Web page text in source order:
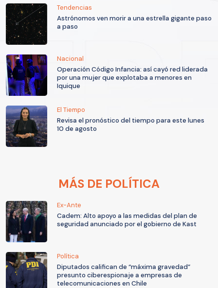
Tendencias
Astrónomos ven morir a una estrella gigante paso
a paso
Nacional
Operación Código Infancia: así cayó red liderada
por una mujer que explotaba a menores en
Iquique
El Tiempo
Revisa el pronóstico del tiempo para este lunes
10 de agosto
MÁS DE POLÍTICA
Ex-Ante
Cadem: Alto apoyo a las medidas del plan de
seguridad anunciado por el gobierno de Kast
Política
Diputados califican de “máxima gravedad”
presunto ciberespionaje a empresas de
telecomunicaciones en Chile